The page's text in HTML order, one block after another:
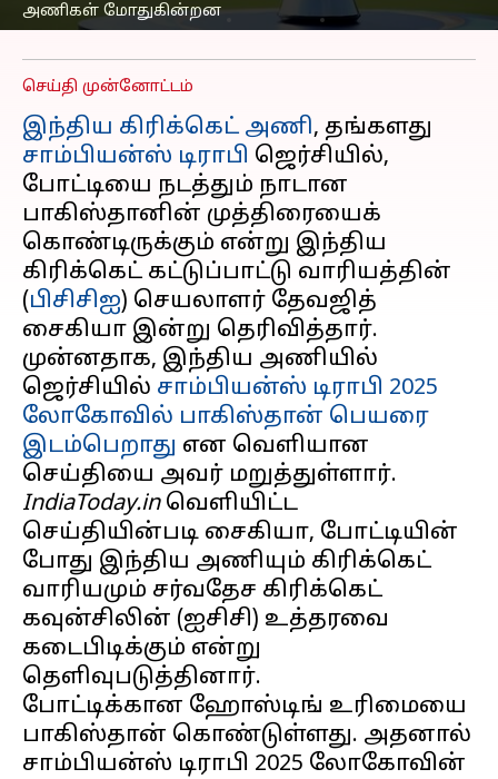
அணிகள் மோதுகின்றன
எழுதியவர் Venkatalakshmi V Jan 22, 2025 07:43 pm
செய்தி முன்னோட்டம்
இந்திய கிரிக்கெட் அணி, தங்களது
சாம்பியன்ஸ் டிராபி ஜெர்சியில்,
போட்டியை நடத்தும் நாடான
பாகிஸ்தானின் முத்திரையைக்
கொண்டிருக்கும் என்று இந்திய
கிரிக்கெட் கட்டுப்பாட்டு வாரியத்தின்
(பிசிசிஐ) செயலாளர் தேவஜித்
சைகியா இன்று தெரிவித்தார்.
முன்னதாக, இந்திய அணியில்
ஜெர்சியில் சாம்பியன்ஸ் டிராபி 2025
லோகோவில் பாகிஸ்தான் பெயரை
இடம்பெறாது என வெளியான
IndiaToday.inவெளியிட்ட
செய்தியின்படி சைகியா, போட்டியின்
போது இந்திய அணியும் கிரிக்கெட்
வாரியமும் சர்வதேச கிரிக்கெட்
கவுன்சிலின் (ஐசிசி) உத்தரவை
கடைபிடிக்கும் என்று
தெளிவுபடுத்தினார்.
போட்டிக்கான ஹோஸ்டிங் உரிமையை
பாகிஸ்தான் கொண்டுள்ளது. அதனால்
சாம்பியன்ஸ் டிராபி 2025 லோகோவின்